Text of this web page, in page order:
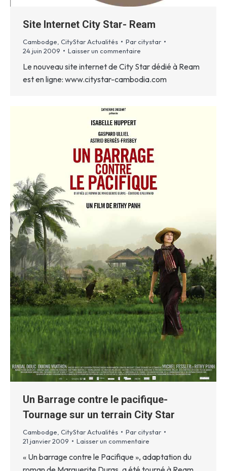
Site Internet City Star- Ream
Cambodge, CityStar Actualités Par citystar
24 juin 2009
Laisser un commentaire
Le nouveau site internet de City Star dédié à Ream
est en ligne: www.citystar-cambodia.com
Un Barrage contre le pacifique-
Tournage sur un terrain City Star
Cambodge CityStar Actualités Par citystar
21 janvier 2009
Laisser un commentaire
« Un barrage contre le Pacifique », adaptation du